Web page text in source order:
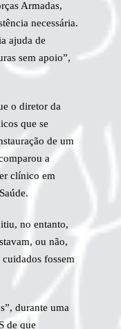
Armadas,
necessária.
ajuda de
sem apoio”,
o diretor da
que se
de um
a
clínico em
no entanto,
ou não,
fossem
durante uma
de que